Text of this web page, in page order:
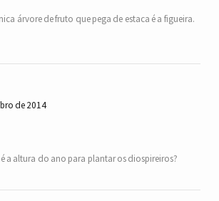
árvore de fruto que pega de estaca é a figueira.
de 2014
a altura do ano para plantar os diospireiros?